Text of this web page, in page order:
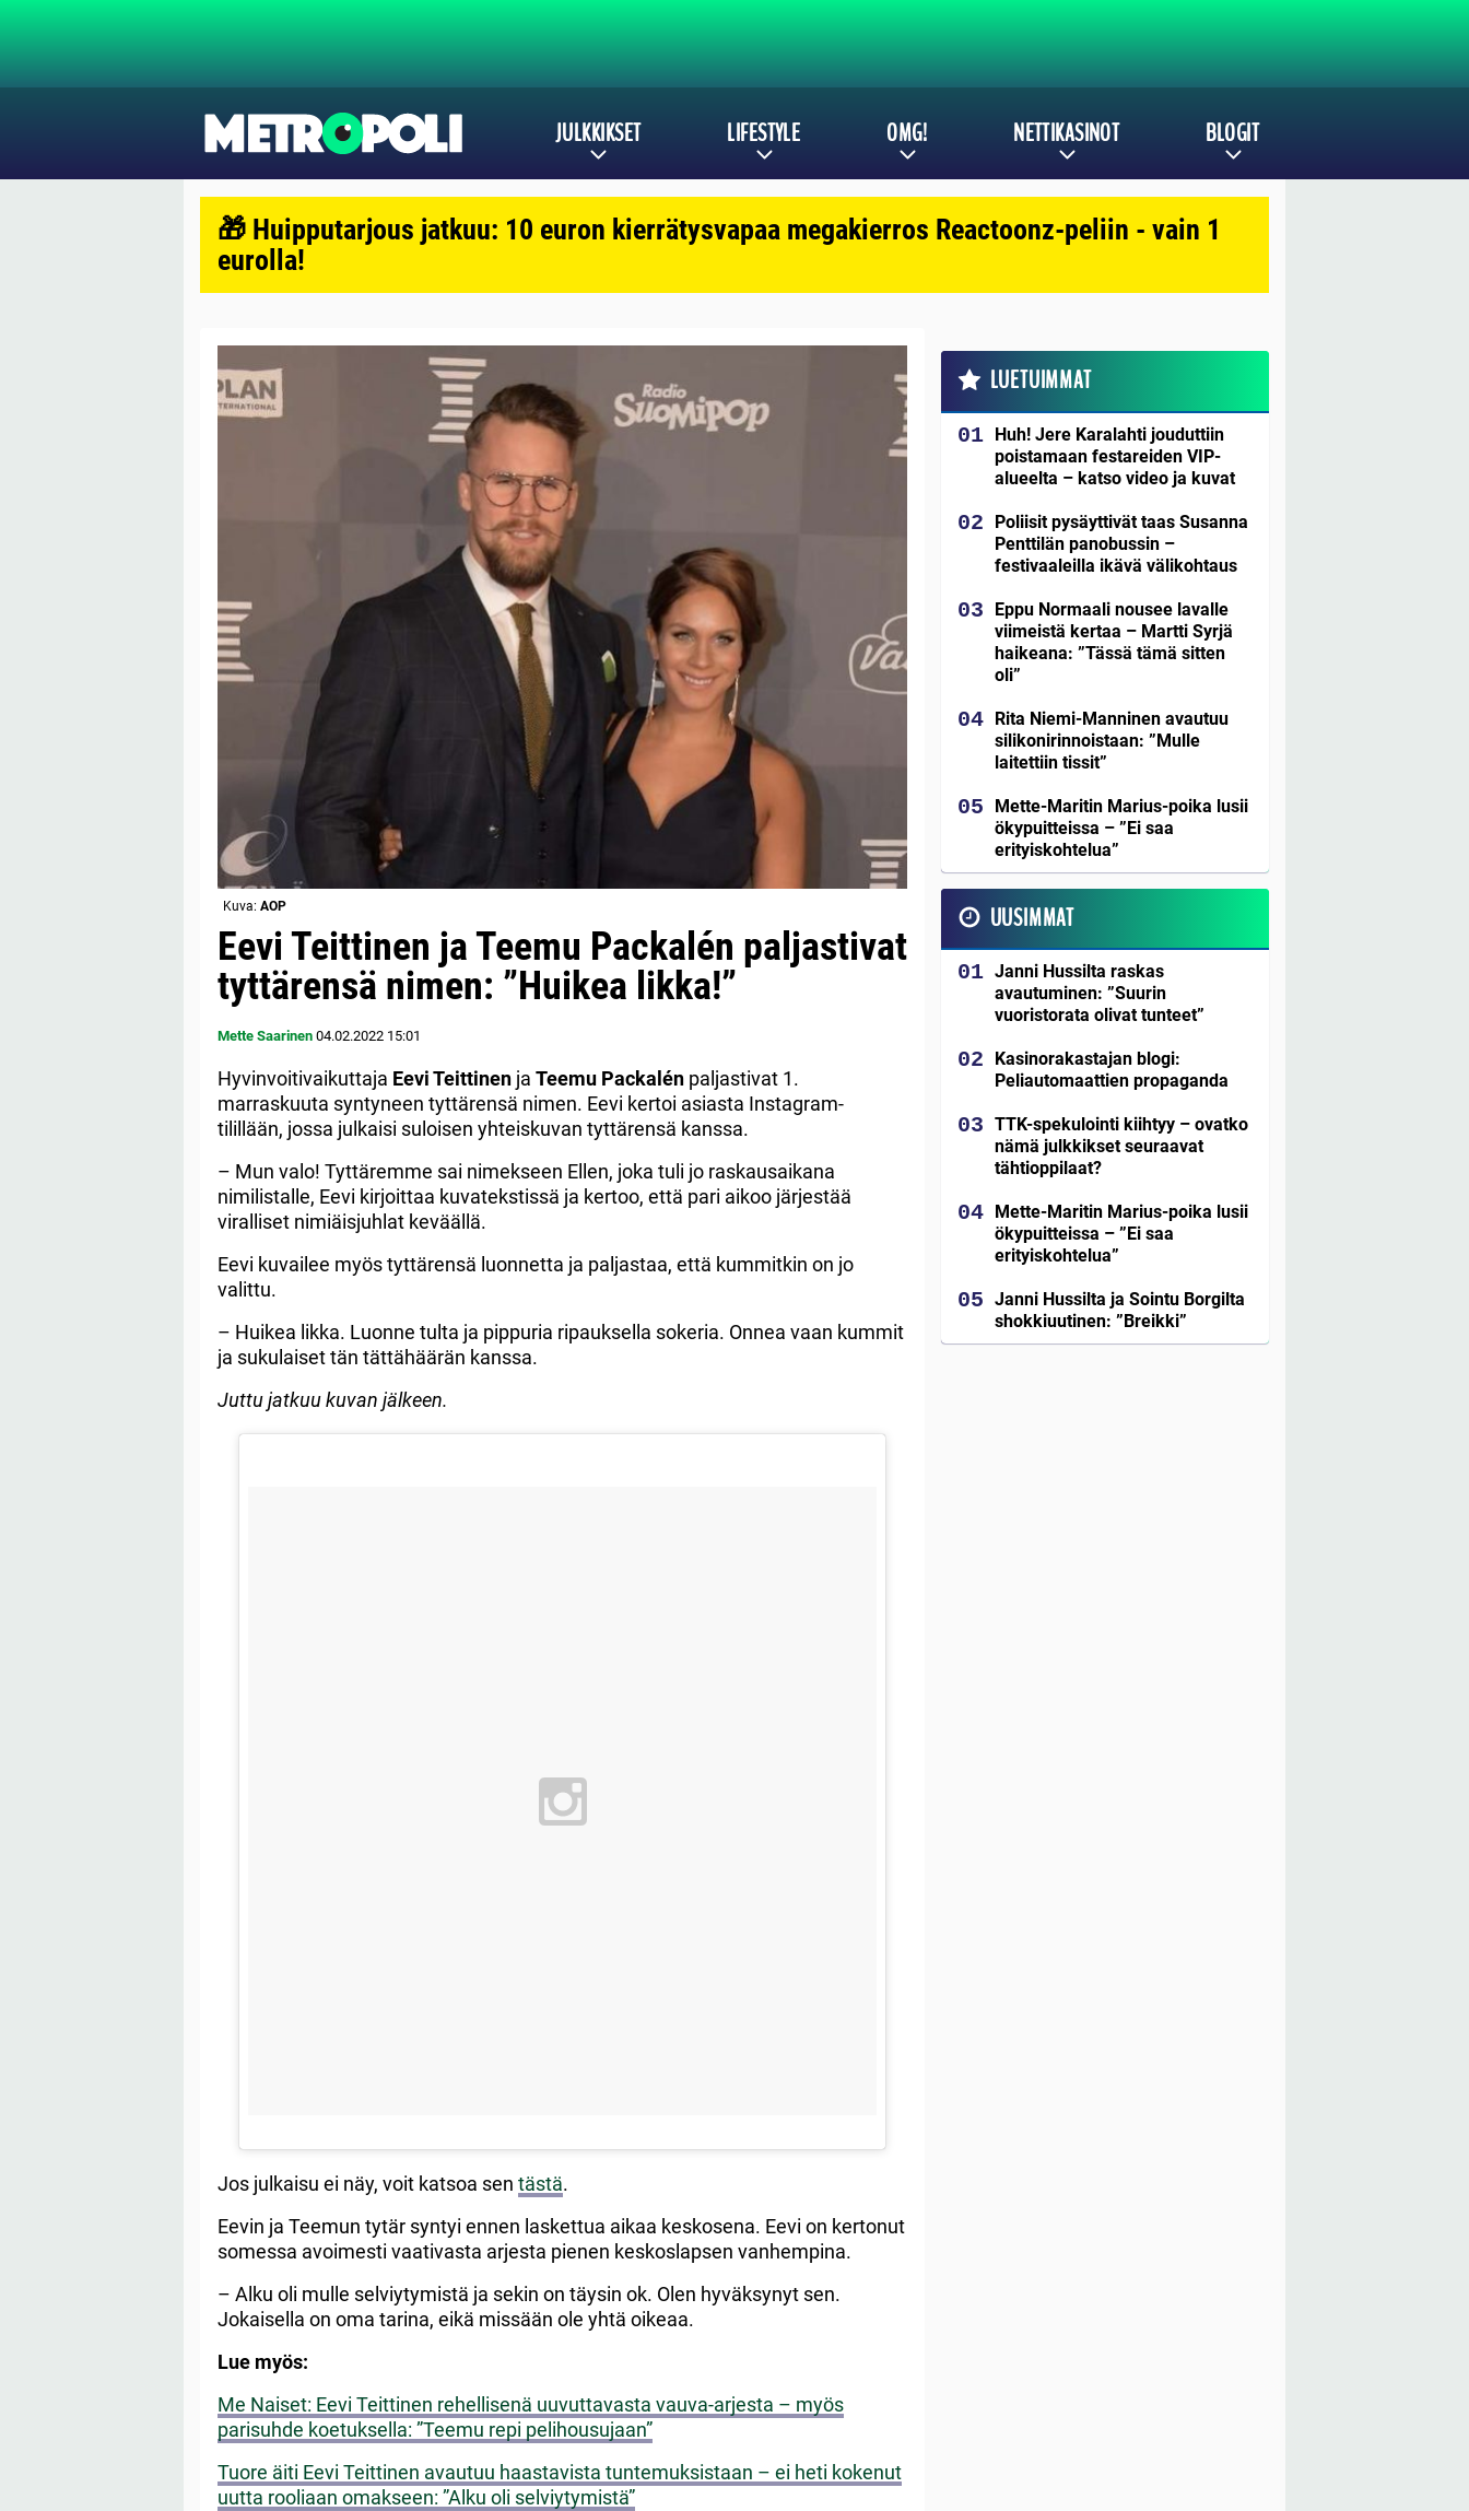
JULKKIKSET LIFESTYLE OMG! NETTIKASINOT BLOGIT
🎁 Huipputarjous jatkuu: 10 euron kierrätysvapaa megakierros Reactoonz-peliin - vain 1
eurolla!
Kuva: AOP
Eevi Teittinen ja Teemu Packalén paljastivat
tyttärensä nimen: ”Huikea likka!”
Mette Saarinen 04.02.2022 15:01
Hyvinvoitivaikuttaja Eevi Teittinen ja Teemu Packalén paljastivat 1.
marraskuuta syntyneen tyttärensä nimen. Eevi kertoi asiasta Instagram-
tilillään, jossa julkaisi suloisen yhteiskuvan tyttärensä kanssa.
– Mun valo! Tyttäremme sai nimekseen Ellen, joka tuli jo raskausaikana
nimilistalle, Eevi kirjoittaa kuvatekstissä ja kertoo, että pari aikoo järjestää
viralliset nimiäisjuhlat keväällä.
Eevi kuvailee myös tyttärensä luonnetta ja paljastaa, että kummitkin on jo
valittu.
– Huikea likka. Luonne tulta ja pippuria ripauksella sokeria. Onnea vaan kummit
ja sukulaiset tän tättähäärän kanssa.
Juttu jatkuu kuvan jälkeen.
Jos julkaisu ei näy, voit katsoa sen tästä.
Eevin ja Teemun tytär syntyi ennen laskettua aikaa keskosena. Eevi on kertonut
somessa avoimesti vaativasta arjesta pienen keskoslapsen vanhempina.
– Alku oli mulle selviytymistä ja sekin on täysin ok. Olen hyväksynyt sen.
Jokaisella on oma tarina, eikä missään ole yhtä oikeaa.
Lue myös:
Me Naiset: Eevi Teittinen rehellisenä uuvuttavasta vauva-arjesta – myös
parisuhde koetuksella: ”Teemu repi pelihousujaan”
Tuore äiti Eevi Teittinen avautuu haastavista tuntemuksistaan – ei heti kokenut
uutta rooliaan omakseen: ”Alku oli selviytymistä”
LUETUIMMAT
Huh! Jere Karalahti jouduttiin
poistamaan festareiden VIP-
alueelta – katso video ja kuvat
Poliisit pysäyttivät taas Susanna
Penttilän panobussin –
festivaaleilla ikävä välikohtaus
Eppu Normaali nousee lavalle
viimeistä kertaa – Martti Syrjä
haikeana: ”Tässä tämä sitten
oli”
Rita Niemi-Manninen avautuu
silikonirinnoistaan: ”Mulle
laitettiin tissit”
Mette-Maritin Marius-poika lusii
ökypuitteissa – ”Ei saa
erityiskohtelua”
UUSIMMAT
Janni Hussilta raskas
avautuminen: ”Suurin
vuoristorata olivat tunteet”
Kasinorakastajan blogi:
Peliautomaattien propaganda
TTK-spekulointi kiihtyy – ovatko
nämä julkkikset seuraavat
tähtioppilaat?
Mette-Maritin Marius-poika lusii
ökypuitteissa – ”Ei saa
erityiskohtelua”
Janni Hussilta ja Sointu Borgilta
shokkiuutinen: ”Breikki”